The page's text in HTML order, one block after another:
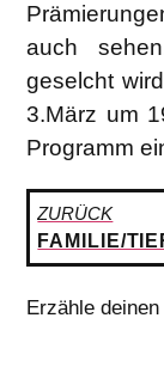
auch
geselcht
3.März um
Programm
ZURÜCK
Erzähle